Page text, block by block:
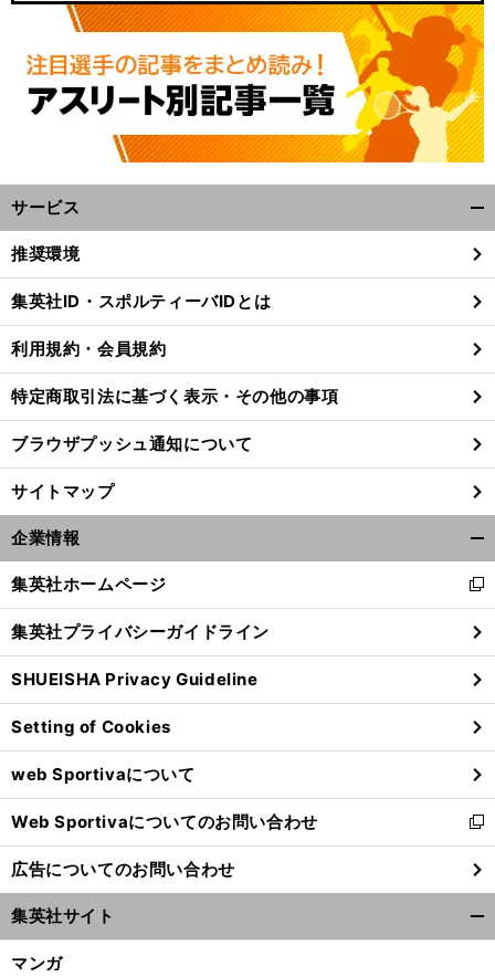
サービス
閉
る
推奨環境
集英社ID・スポルティーバIDとは
利用規約・会員規約
特定商取引法に基づく表示・その他の事項
ブラウザプッシュ通知について
サイトマップ
企業情報
閉
る
集英社ホームページ
新
し
い
ウ
ィ
ン
ド
ウ
で
開
く
集英社プライバシーガイドライン
SHUEISHA Privacy Guideline
Setting of Cookies
web Sportivaについて
Web Sportivaについてのお問い合わせ
新
し
い
ウ
ィ
ン
広告についてのお問い合わせ
集英社サイト
マンガ